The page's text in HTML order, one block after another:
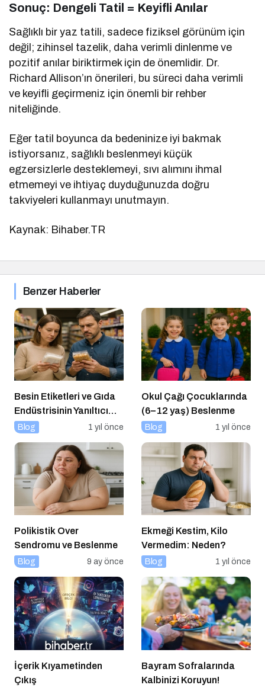
Sonuç: Dengeli Tatil = Keyifli Anılar
Sağlıklı bir yaz tatili, sadece fiziksel görünüm için
değil; zihinsel tazelik, daha verimli dinlenme ve
pozitif anılar biriktirmek için de önemlidir. Dr.
Richard Allison’ın önerileri, bu süreci daha verimli
ve keyifli geçirmeniz için önemli bir rehber
niteliğinde.
Eğer tatil boyunca da bedeninize iyi bakmak
istiyorsanız, sağlıklı beslenmeyi küçük
egzersizlerle desteklemeyi, sıvı alımını ihmal
etmemeyi ve ihtiyaç duyduğunuzda doğru
takviyeleri kullanmayı unutmayın.
Kaynak: Bihaber.TR
Benzer Haberler
Besin Etiketleri ve Gıda
Endüstrisinin Yanıltıcı
Stratejileri
Blog 1 yıl önce
Okul Çağı Çocuklarında
(6–12 yaş) Beslenme
Blog 1 yıl önce
Polikistik Over
Sendromu ve Beslenme
Blog 9 ay önce
Ekmeği Kestim, Kilo
Vermedim: Neden?
Blog 1 yıl önce
İçerik Kıyametinden
Çıkış
Bayram Sofralarında
Kalbinizi Koruyun!